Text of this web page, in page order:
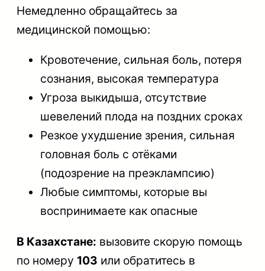
Немедленно обращайтесь за
медицинской помощью:
Кровотечение, сильная боль, потеря
сознания, высокая температура
Угроза выкидыша, отсутствие
шевелений плода на поздних сроках
Резкое ухудшение зрения, сильная
головная боль с отёками
(подозрение на преэклампсию)
Любые симптомы, которые вы
воспринимаете как опасные
В Казахстане: вызовите скорую помощь
по номеру 103 или обратитесь в